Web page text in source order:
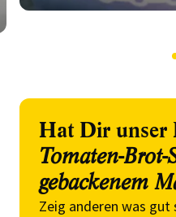
Hat Dir unser
Tomaten-
gebackenem
Zeig anderen was